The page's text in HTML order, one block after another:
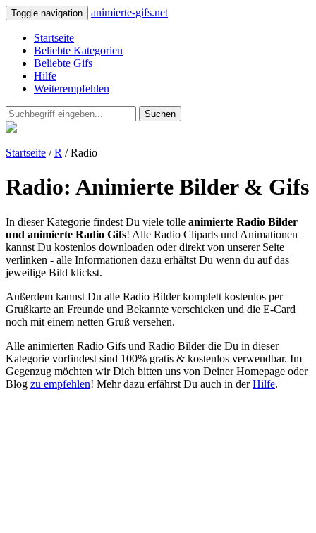
Toggle navigation animierte-gifs.net
Startseite
Beliebte Kategorien
Beliebte Gifs
Hilfe
Weiterempfehlen
Suchen
Startseite /R / Radio
Radio: Animierte Bilder & Gifs
In dieser Kategorie findest Du viele tolle animierte Radio Bilder
und animierte Radio Gifs! Alle Radio Cliparts und Animationen
kannst Du kostenlos downloaden oder direkt von unserer Seite
verlinken - alle Informationen dazu erhältst Du wenn du auf das
jeweilige Bild klickst.
Außerdem kannst Du alle Radio Bilder komplett kostenlos per
Grußkarte an Freunde und Bekannte verschicken und die E-Card
noch mit einem netten Gruß versehen.
Alle animierten Radio Gifs und Radio Bilder die Du in dieser
Kategorie vorfindest sind 100% gratis & kostenlos verwendbar. Im
Gegenzug möchten wir Dich bitten uns von Deiner Homepage oder
Blog zu empfehlen! Mehr dazu erfährst Du auch in derHilfe.